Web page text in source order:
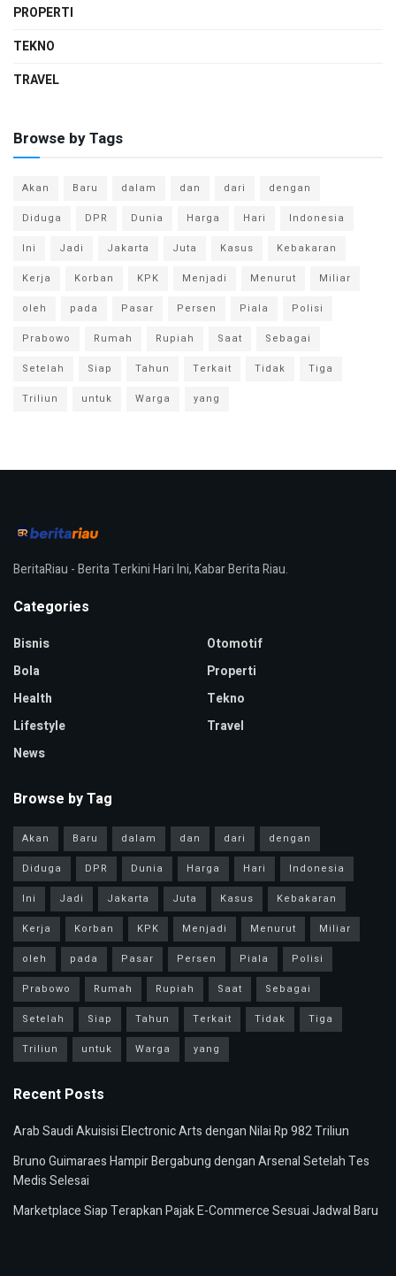
PROPERTI
TEKNO
TRAVEL
Browse by Tags
Akan Baru dalam dan dari
dengan
Diduga
DPR Dunia Harga Hari
Indonesia
Ini
Jadi Jakarta Juta Kasus
Kebakaran
Kerja
Korban KPK Menjadi Menurut
Miliar
oleh
pada Pasar Persen Piala
Polisi
Prabowo
Rumah Rupiah Saat
Sebagai
Setelah
Siap Tahun Terkait Tidak
Tiga
Triliun
untuk Warga yang
BeritaRiau - Berita Terkini Hari Ini, Kabar Berita Riau.
Categories
Bisnis
Bola
Health
Lifestyle
News
Otomotif
Properti
Tekno
Travel
Browse by Tag
Akan Baru dalam dan dari
dengan
Diduga
DPR Dunia Harga Hari
Indonesia
Ini
Jadi Jakarta Juta Kasus
Kebakaran
Kerja
Korban KPK Menjadi Menurut
Miliar
oleh
pada Pasar Persen Piala
Polisi
Prabowo
Rumah Rupiah Saat
Sebagai
Setelah
Siap Tahun Terkait Tidak
Tiga
Triliun
untuk Warga yang
Recent Posts
Arab Saudi Akuisisi Electronic Arts dengan Nilai Rp 982 Triliun
Bruno Guimaraes Hampir Bergabung dengan Arsenal Setelah Tes
Medis Selesai
Marketplace Siap Terapkan Pajak E-Commerce Sesuai Jadwal Baru